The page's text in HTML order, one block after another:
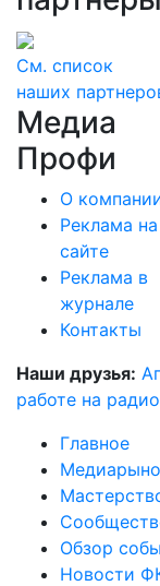
См. список
наших
Медиа
Профи
О
Реклама на
сайте
Реклама в
журнале
Контакты
Наши друзья:
работе на радио
Главное
Обзор
Новости